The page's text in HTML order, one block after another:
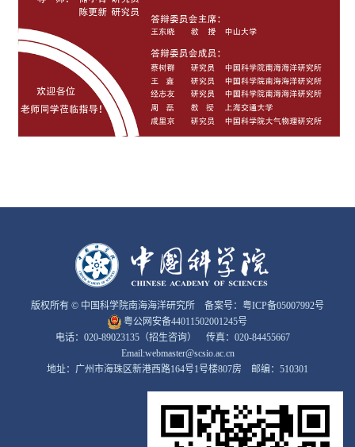
版权所有 © 中国科学院南海海洋研究所 备案号： 粤ICP备05007992号
粤公网安备44011502001245号
电话：020-89023135（招生咨询） 传真：020-84455667
Email:webmaster@scsio.ac.cn
地址：广州市海珠区新港西路164号1号楼807房 邮编：510301